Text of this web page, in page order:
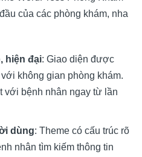
của các phòng khám, nha
hiện đại: Giao diện được
không gian phòng khám.
với bệnh nhân ngay từ lần
dùng: Theme có cấu trúc rõ
nhân tìm kiếm thông tin